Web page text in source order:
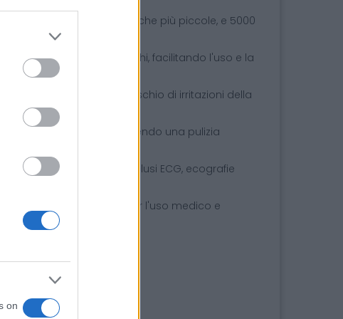
on
uso occasionale o cliniche più piccole, e 5000
controllata e senza sprechi, facilitando l'uso e la
grassi e minimizza il rischio di irritazioni della
apparecchiature, garantendo una pulizia
e ecografie, inclusi ECG, ecografie
di sicurezza e qualità per l'uso medico e